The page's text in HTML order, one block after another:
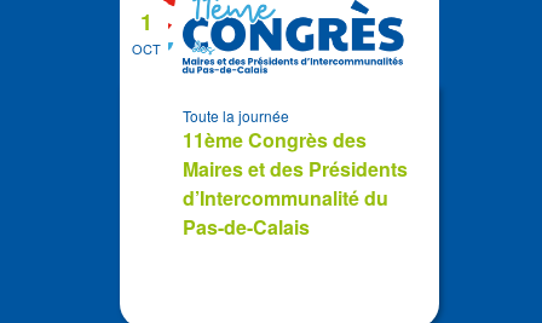
OCT
1
11ème Congrès des
Maires et des Présidents
d’Intercommunalité du
Pas-de-Calais
Toute la journée